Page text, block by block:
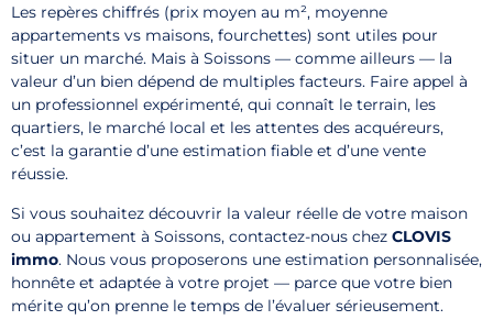
Les repères chiffrés (prix moyen au m², moyenne
appartements vs maisons, fourchettes) sont utiles pour
situer un marché. Mais à Soissons — comme ailleurs — la
valeur d’un bien dépend de multiples facteurs. Faire appel à
un professionnel expérimenté, qui connaît le terrain, les
quartiers, le marché local et les attentes des acquéreurs,
c’est la garantie d’une estimation fiable et d’une vente
réussie.
Si vous souhaitez découvrir la valeur réelle de votre maison
ou appartement à Soissons, contactez-nous chez CLOVIS
immo. Nous vous proposerons une estimation personnalisée,
honnête et adaptée à votre projet — parce que votre bien
mérite qu’on prenne le temps de l’évaluer sérieusement.